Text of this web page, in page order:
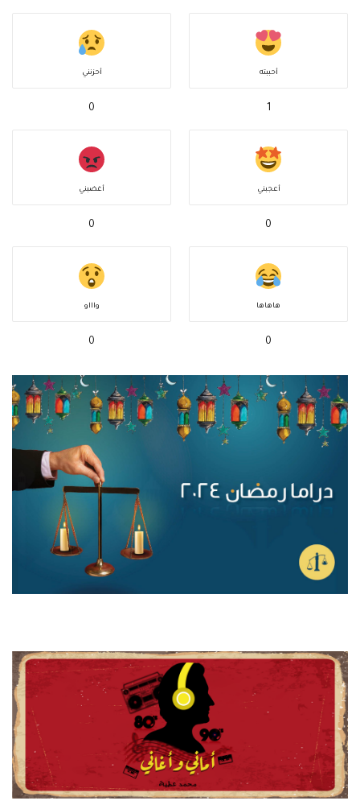
أحببته
1
أحزنني
0
أعجبني
0
أغضبني
0
هاهاها
0
واااو
0